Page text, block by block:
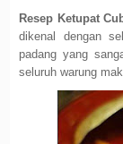
Resep Ketupat
dikenal dengan
padang yang
seluruh warung